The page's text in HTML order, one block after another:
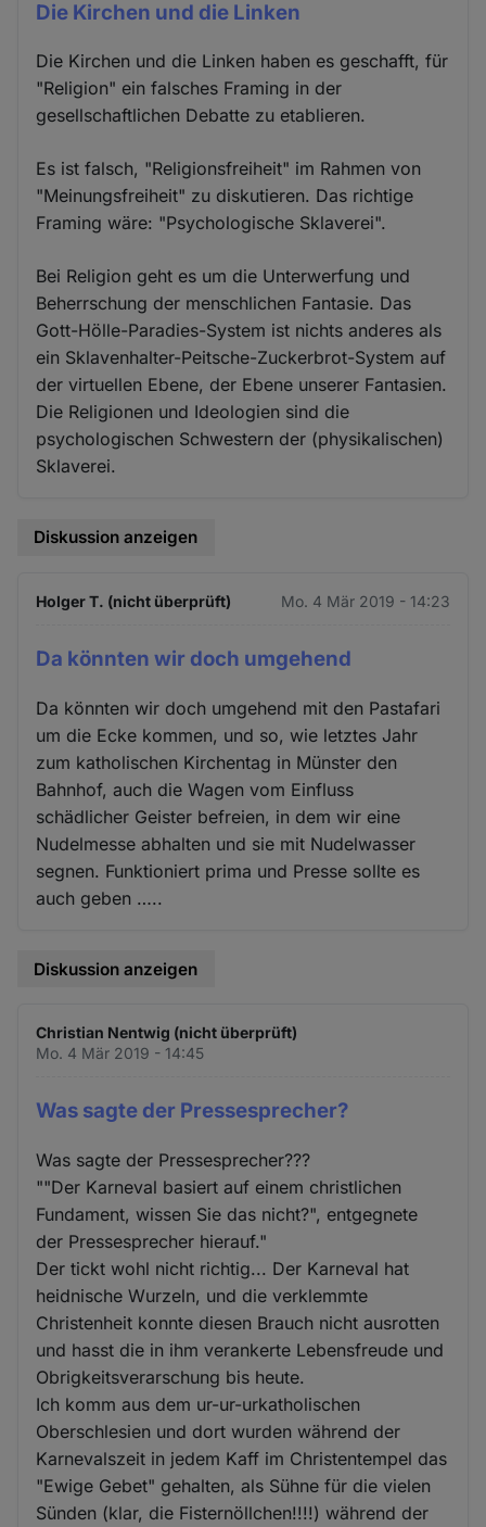
Die Kirchen und die Linken
Die Kirchen und die Linken haben es geschafft, für
"Religion" ein falsches Framing in der
gesellschaftlichen Debatte zu etablieren.
Es ist falsch, "Religionsfreiheit" im Rahmen von
"Meinungsfreiheit" zu diskutieren. Das richtige
Framing wäre: "Psychologische Sklaverei".
Bei Religion geht es um die Unterwerfung und
Beherrschung der menschlichen Fantasie. Das
Gott-Hölle-Paradies-System ist nichts anderes als
ein Sklavenhalter-Peitsche-Zuckerbrot-System auf
der virtuellen Ebene, der Ebene unserer Fantasien.
Die Religionen und Ideologien sind die
psychologischen Schwestern der (physikalischen)
Sklaverei.
Diskussion anzeigen
Holger T. (nicht überprüft) Mo. 4 Mär 2019 - 14:23
Da könnten wir doch umgehend
Da könnten wir doch umgehend mit den Pastafari
um die Ecke kommen, und so, wie letztes Jahr
zum katholischen Kirchentag in Münster den
Bahnhof, auch die Wagen vom Einfluss
schädlicher Geister befreien, in dem wir eine
Nudelmesse abhalten und sie mit Nudelwasser
segnen. Funktioniert prima und Presse sollte es
auch geben …..
Diskussion anzeigen
Christian Nentwig (nicht überprüft)
Mo. 4 Mär 2019 - 14:45
Was sagte der Pressesprecher?
Was sagte der Pressesprecher???
""Der Karneval basiert auf einem christlichen
Fundament, wissen Sie das nicht?", entgegnete
der Pressesprecher hierauf."
Der tickt wohl nicht richtig... Der Karneval hat
heidnische Wurzeln, und die verklemmte
Christenheit konnte diesen Brauch nicht ausrotten
und hasst die in ihm verankerte Lebensfreude und
Obrigkeitsverarschung bis heute.
Ich komm aus dem ur-ur-urkatholischen
Oberschlesien und dort wurden während der
Karnevalszeit in jedem Kaff im Christentempel das
"Ewige Gebet" gehalten, als Sühne für die vielen
Sünden (klar, die Fisternöllchen!!!!) während der